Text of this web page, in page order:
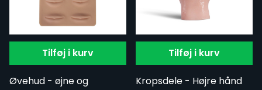
Tilføj i kurv
Øvehud - øjne og
Tilføj i kurv
Kropsdele - Højre hånd